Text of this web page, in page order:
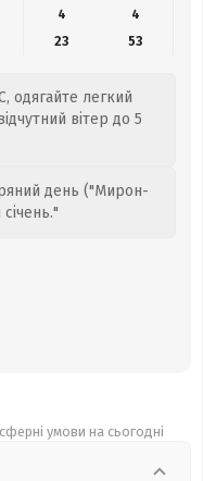
4
4
23 53
одягайте легкий
вітер до 5
день ("Мирон-
умови на сьогодні